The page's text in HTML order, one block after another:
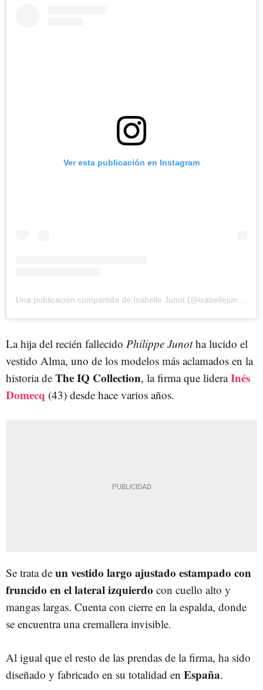
Ver esta publicación en Instagram
La hija del recién fallecido Philippe Junotha lucido el
vestido Alma, uno de los modelos más aclamados en la
historia de The IQ Collection, la firma que lideraInés
Domecq (43) desde hace varios años.
Se trata de un vestido largo ajustado estampado con
fruncido en el lateral izquierdo con cuello alto y
mangas largas. Cuenta con cierre en la espalda, donde
se encuentra una cremallera invisible.
Al igual que el resto de las prendas de la firma, ha sido
diseñado y fabricado en su totalidad en España.